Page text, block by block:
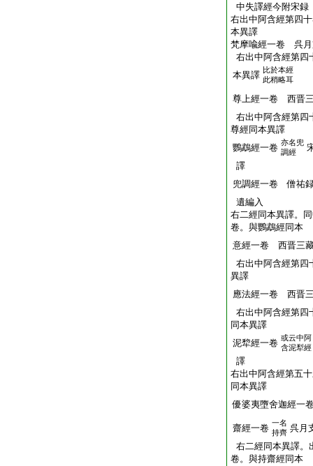
中失譯經今附宋
右出中阿含經第四
本異譯
梵摩喩經一卷 呉月
右出中阿含經第四
本異譯 比於本經
此稍略耳
尊上經一卷 西晋
右出中阿含經第四
尊經同本異譯
鸚鵡經一卷 亦名兜
調經
譯
兜調經一卷 僧祐
遺編入
右二經同本異譯。
卷。與鸚鵡經同本
意經一卷 西晋三
右出中阿含經第四
異譯
應法經一卷 西晋
右出中阿含經第四
同本異譯
泥犂經一卷 或云中阿
含泥犁經
譯
右出中阿含經第五
同本異譯
優婆夷墮舍迦經一
齋經一卷 一名
持齊 呉月
右二經同本異譯。
卷。與持齋經同本